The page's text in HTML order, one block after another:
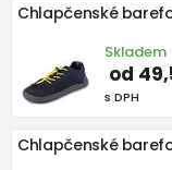
Skladem
od
s DPH
Chlapčenské